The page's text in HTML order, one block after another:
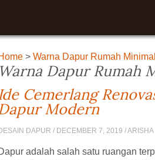
> Warna Dapur Rumah
Warna Dapur Rumah
Cemerlang
Modern
DAPUR / DECEMBER 7, 2019 / ARISHA
adalah salah satu ruangan